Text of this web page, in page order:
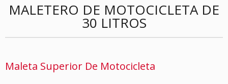
MALETERO DE MOTOCICLETA DE
30 LITROS
Maleta Superior De Motocicleta